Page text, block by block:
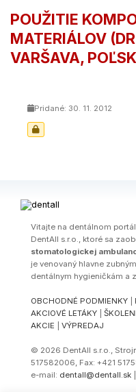
POUŽITIE
MATERIÁLOV
VARŠAVA,
Pridané: 30. 11. 2012
Vitajte na dentálnom
DentAll s.r.o., ktoré sa
stomatologickej
je venovaný hlavne
dentálnym hygieničkám a
OBCHODNÉ PODMIENKY
AKCIOVÉ LETÁKY
AKCIE
VÝPREDAJ
© 2026 DentAll s.r.o.,
517582006, Fax: +421
e-mail: dentall@dentall.sk